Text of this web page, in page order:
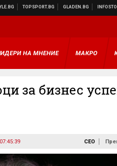
НА МНЕНИЕ МАКРО
за бизнес
CEO